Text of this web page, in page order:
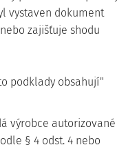
vystaven dokument
zajišťuje shodu
podklady obsahují"
výrobce autorizované
§ 4 odst. 4 nebo